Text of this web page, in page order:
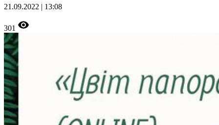
21.09.2022 | 13:08
301